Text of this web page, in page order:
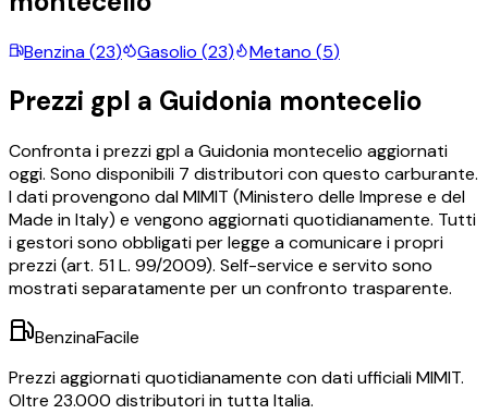
Benzina(23) Gasolio (23) Metano (5)
Prezzi gpl a Guidonia montecelio
Confronta i prezzigplaGuidonia montecelio aggiornati
oggi. Sono disponibili 7 distributori con questo carburante.
I dati provengono dal MIMIT (Ministero delle Imprese e del
Made in Italy) e vengono aggiornati quotidianamente. Tutti
i gestori sono obbligati per legge a comunicare i propri
prezzi (art. 51 L. 99/2009). Self-service e servito sono
mostrati separatamente per un confronto trasparente.
BenzinaFacile
Prezzi aggiornati quotidianamente con dati ufficiali MIMIT.
Oltre 23.000 distributori in tutta Italia.